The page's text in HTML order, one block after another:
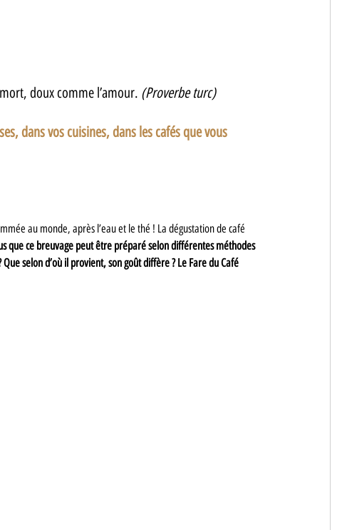
doux comme l’amour. (Proverbe turc)
dans vos cuisines, dans les cafés que vous
au monde, après l’eau et le thé ! La dégustation de café
que ce breuvage peut être préparé selon différentes méthodes
selon d’où il provient, son goût diffère ? Le Fare du Café